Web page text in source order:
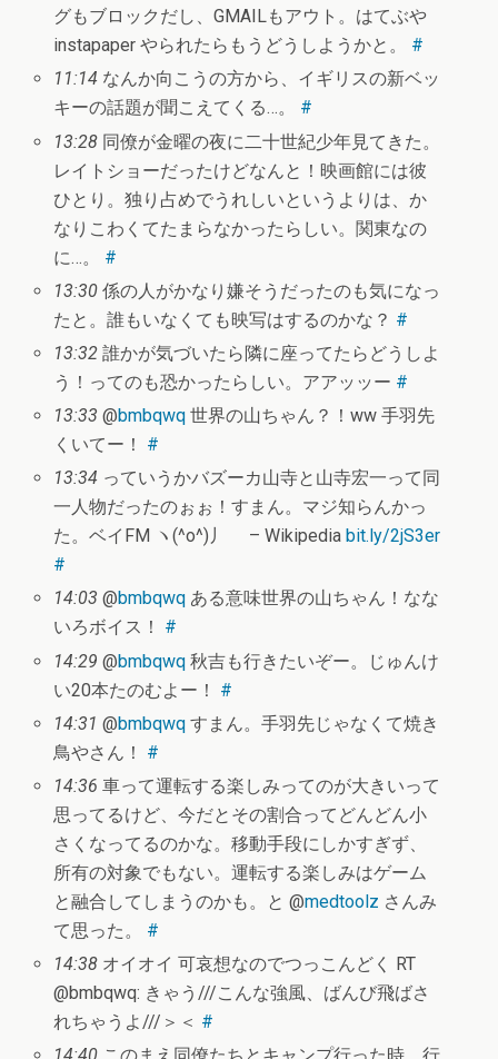
グもブロックだし、GMAILもアウト。はてぶや
instapaper やられたらもうどうしようかと。 #
11:14 なんか向こうの方から、イギリスの新ベッ
キーの話題が聞こえてくる…。 #
13:28 同僚が金曜の夜に二十世紀少年見てきた。
レイトショーだったけどなんと！映画館には彼
ひとり。独り占めでうれしいというよりは、か
なりこわくてたまらなかったらしい。関東なの
に…。 #
13:30 係の人がかなり嫌そうだったのも気になっ
たと。誰もいなくても映写はするのかな？ #
13:32 誰かが気づいたら隣に座ってたらどうしよ
う！ってのも恐かったらしい。アアッッー #
13:33 @bmbqwq 世界の山ちゃん？！ww 手羽先
くいてー！ #
13:34 っていうかバズーカ山寺と山寺宏一って同
一人物だったのぉぉ！すまん。マジ知らんかっ
た。ベイFM ヽ(^o^)丿 – Wikipedia bit.ly/2jS3er
#
14:03 @bmbqwq ある意味世界の山ちゃん！なな
いろボイス！ #
14:29 @bmbqwq 秋吉も行きたいぞー。じゅんけ
い20本たのむよー！ #
14:31 @bmbqwq すまん。手羽先じゃなくて焼き
鳥やさん！ #
14:36 車って運転する楽しみってのが大きいって
思ってるけど、今だとその割合ってどんどん小
さくなってるのかな。移動手段にしかすぎず、
所有の対象でもない。運転する楽しみはゲーム
と融合してしまうのかも。と @medtoolz さんみ
て思った。 #
14:38 オイオイ 可哀想なのでつっこんどく RT
@bmbqwq: きゃう///こんな強風、ばんび飛ばさ
れちゃうよ///＞＜ #